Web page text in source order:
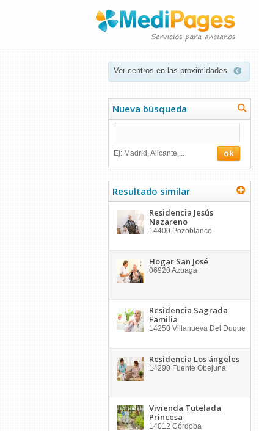
Ver centros en las proximidades
Nueva búsqueda
Ej: Madrid, Alicante,...
Resultado similar
Residencia Jesús
Nazareno
14400 Pozoblanco
Hogar San José
06920Azuaga
Residencia Sagrada
Familia
14250 Villanueva Del Duque
Residencia Los ángeles
14290 Fuente Obejuna
Vivienda Tutelada
Princesa
14012 Córdoba